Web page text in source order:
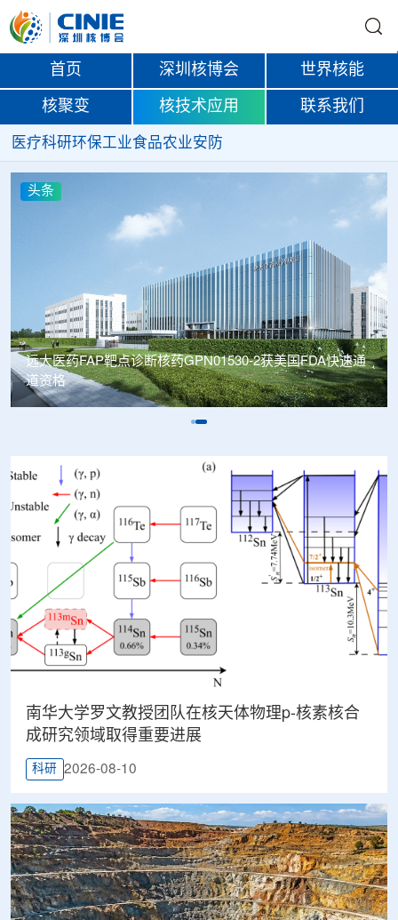
首页 深圳核博会 世界核能
核聚变 核技术应用 联系我们
医疗科研环保工业食品农业安防
头条
远大医药FAP靶点诊断核药GPN01530-2获美国FDA快速通
道资格
南华大学罗文教授团队在核天体物理p-核素核合
成研究领域取得重要进展
科研 2026-08-10